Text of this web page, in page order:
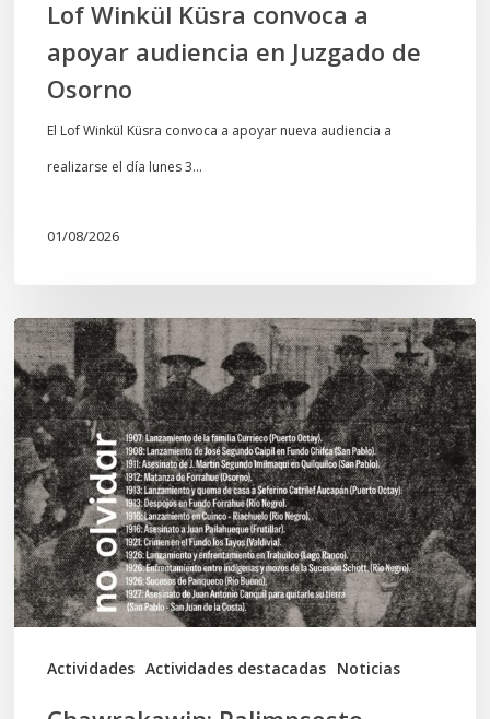
Lof Winkül Küsra convoca a
apoyar audiencia en Juzgado de
Osorno
El Lof Winkül Küsra convoca a apoyar nueva audiencia a
realizarse el día lunes 3…
01/08/2026
Actividades Actividades destacadas Noticias
Chawrakawin:
Palimpsesto
explora
a
través
del
arte
las
tensiones
documentales